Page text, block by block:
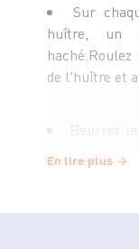
Sur
huître, un
de l'huître et
Beurrez
En lire plus